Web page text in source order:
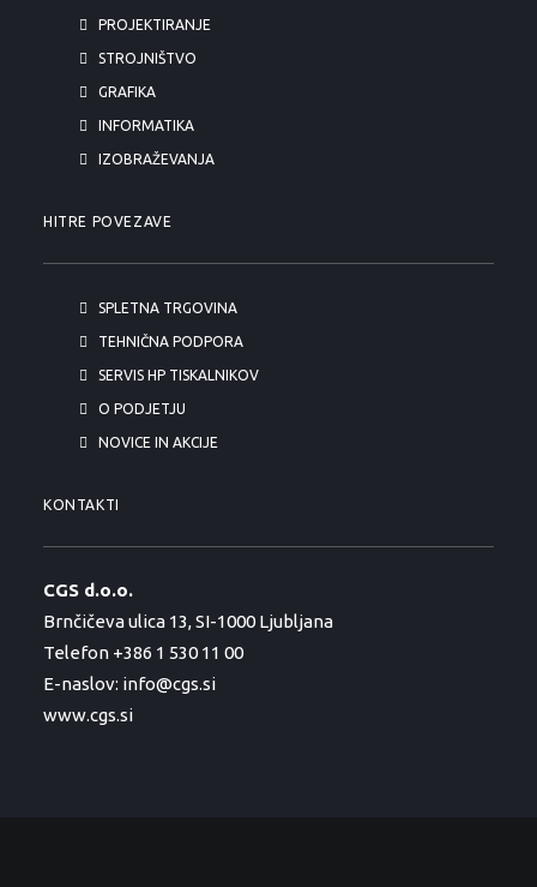
PROJEKTIRANJE
STROJNIŠTVO
GRAFIKA
INFORMATIKA
IZOBRAŽEVANJA
HITRE POVEZAVE
SPLETNA TRGOVINA
TEHNIČNA PODPORA
SERVIS HP TISKALNIKOV
O PODJETJU
NOVICE IN AKCIJE
KONTAKTI
CGS d.o.o.
Brnčičeva ulica 13, SI-1000 Ljubljana
Telefon +386 1 530 11 00
E-naslov: info@cgs.si
www.cgs.si